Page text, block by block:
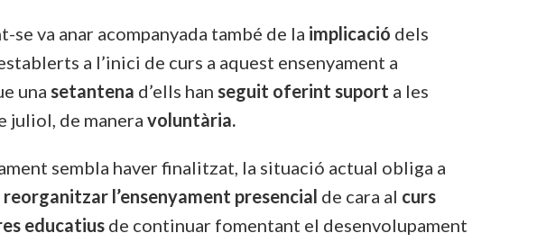
va anar acompanyada també de la implicació dels
a l’inici de curs a aquest ensenyament a
una setantena d’ells han seguit oferint suport a les
juliol, de manera voluntària.
sembla haver finalitzat, la situació actual obliga a
reorganitzar l’ensenyament presencial de cara al curs
educatius de continuar fomentant el desenvolupament